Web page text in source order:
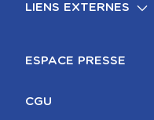
LIENS EXTERNES
ESPACE PRESSE
CGU